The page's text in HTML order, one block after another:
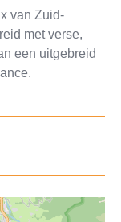
van Zuid-
met verse,
een uitgebreid